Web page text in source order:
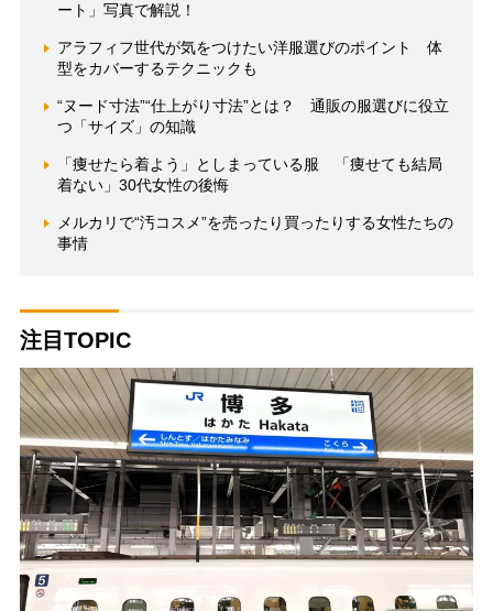
ート」写真で解説！
アラフィフ世代が気をつけたい洋服選びのポイント 体
型をカバーするテクニックも
“ヌード寸法”“仕上がり寸法”とは？ 通販の服選びに役立
つ「サイズ」の知識
「痩せたら着よう」としまっている服 「痩せても結局
着ない」30代女性の後悔
メルカリで“汚コスメ”を売ったり買ったりする女性たちの
事情
注目TOPIC